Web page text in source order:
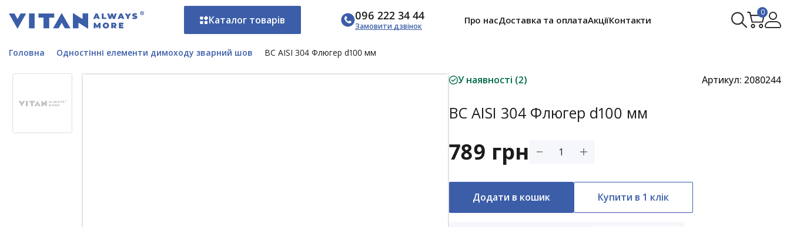
Каталог товарів 096 222 34 44
Замовити дзвінок
Про насДоставка та оплатаАкціїКонтакти
0
Головна Одностінні елементи димоходу зварний шов ВС AISI 304 Флюгер d100 мм
У наявності (2) Артикул: 2080244
ВС AISI 304 Флюгер d100 мм
789 грн
Додати в кошик Купити в 1 клік